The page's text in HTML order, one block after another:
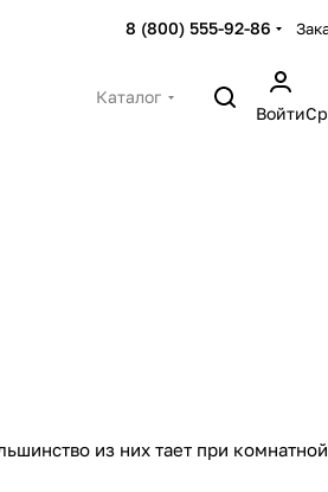
8 (800) 555-92-86
Каталог
Войти
из них тает при